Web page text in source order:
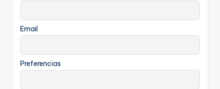
Email
Preferencias